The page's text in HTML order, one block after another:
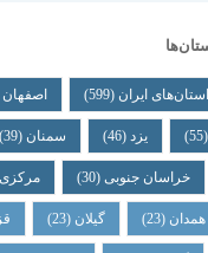
ایران(599) اصفهان (59)
یزد سمنان (39)
جنوبی(30) مرکزی (26)
گیلان قزوین